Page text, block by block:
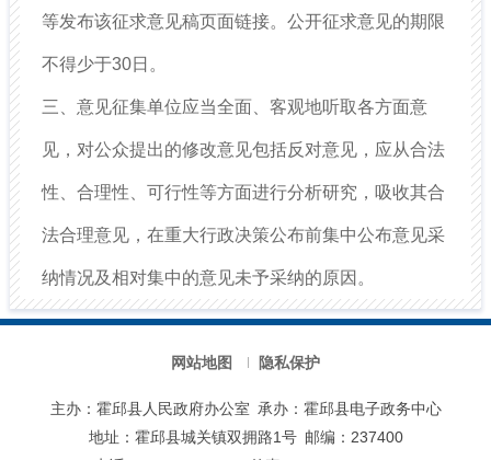
等发布该征求意见稿页面链接。公开征求意见的期限
不得少于30日。
三、意见征集单位应当全面、客观地听取各方面意
见，对公众提出的修改意见包括反对意见，应从合法
性、合理性、可行性等方面进行分析研究，吸收其合
法合理意见，在重大行政决策公布前集中公布意见采
纳情况及相对集中的意见未予采纳的原因。
网站地图 隐私保护
主办：霍邱县人民政府办公室 承办：霍邱县电子政务中心
地址：霍邱县城关镇双拥路1号 邮编：237400